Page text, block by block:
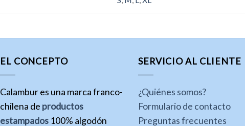
EL CONCEPTO
Calambur es una marca franco-
chilena de productos
estampados 100% algodón
SERVICIO AL CLIENTE
¿Quiénes somos?
Formulario de contacto
Preguntas frecuentes